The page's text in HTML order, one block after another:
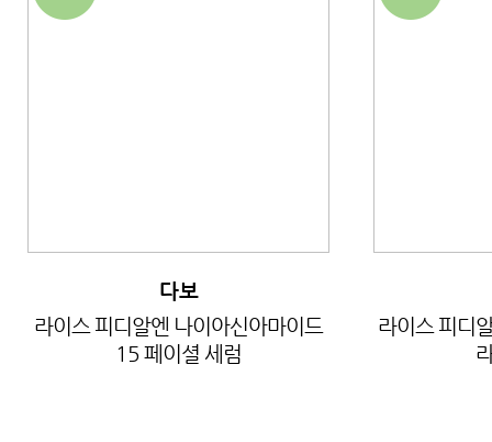
다보
라이스 피디알엔 나이아신아마이드
15 페이셜 세럼
라이스 피디